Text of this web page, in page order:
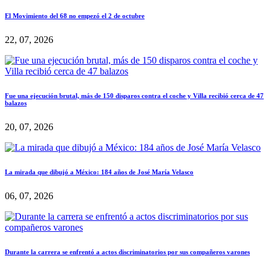
El Movimiento del 68 no empezó el 2 de octubre
22, 07, 2026
Fue una ejecución brutal, más de 150 disparos contra el coche y Villa recibió cerca de 47
balazos
20, 07, 2026
La mirada que dibujó a México: 184 años de José María Velasco
06, 07, 2026
Durante la carrera se enfrentó a actos discriminatorios por sus compañeros varones